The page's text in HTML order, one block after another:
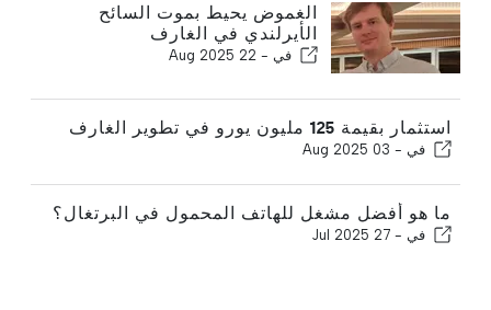
الغموض يحيط بموت السائح
الأيرلندي في الغارف
في - 22 Aug 2025
استثمار بقيمة 125 مليون يورو في تطوير الغارف
في - 03 Aug 2025
ما هو أفضل مشغل للهاتف المحمول في البرتغال؟
في - 27 Jul 2025